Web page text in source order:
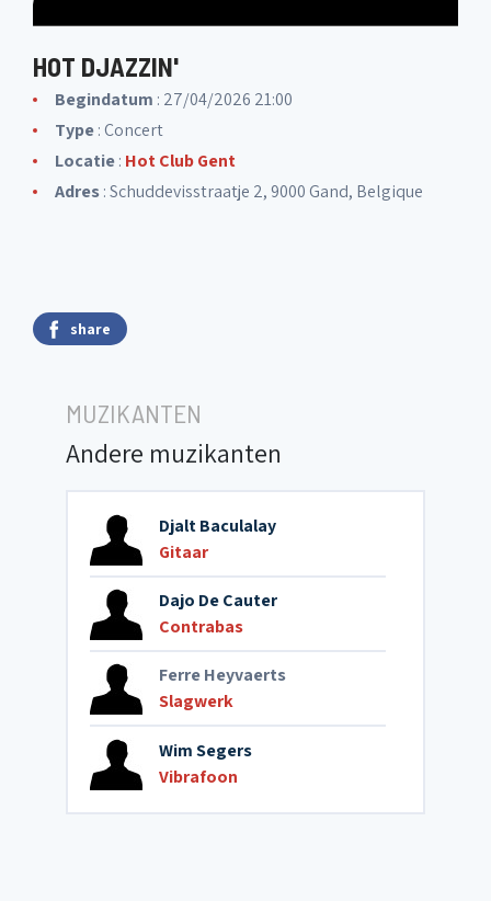
HOT DJAZZIN'
Begindatum : 27/04/2026 21:00
Type: Concert
Locatie: Hot Club Gent
Adres: Schuddevisstraatje 2, 9000 Gand, Belgique
share
MUZIKANTEN
Andere muzikanten
Djalt Baculalay
Gitaar
Dajo De Cauter
Contrabas
Ferre Heyvaerts
Slagwerk
Wim Segers
Vibrafoon